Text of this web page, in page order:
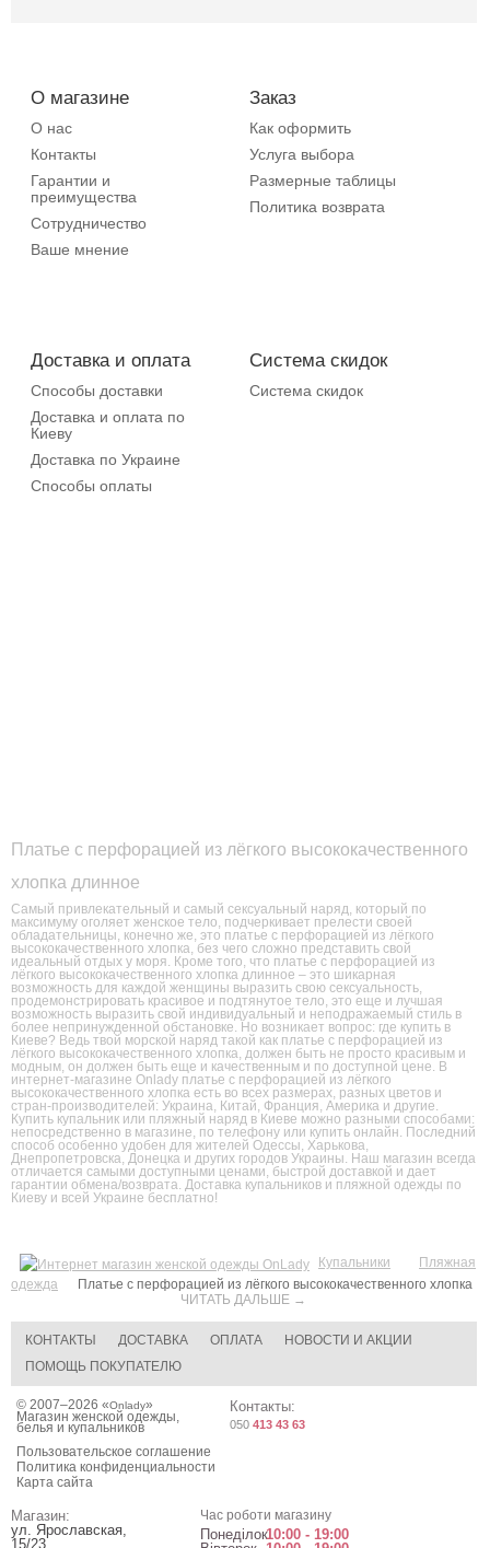
Платье с перфорацией из лёгкого высококачественного
хлопка длинное
Самый привлекательный и самый сексуальный наряд, который по
максимуму оголяет женское тело, подчеркивает прелести своей
обладательницы, конечно же, это платье с перфорацией из лёгкого
высококачественного хлопка, без чего сложно представить свой
идеальный отдых у моря. Кроме того, что платье с перфорацией из
лёгкого высококачественного хлопка длинное – это шикарная
возможность для каждой женщины выразить свою сексуальность,
продемонстрировать красивое и подтянутое тело, это еще и лучшая
возможность выразить свой индивидуальный и неподражаемый стиль в
более непринужденной обстановке. Но возникает вопрос: где купить в
Киеве? Ведь твой морской наряд такой как платье с перфорацией из
лёгкого высококачественного хлопка, должен быть не просто красивым и
модным, он должен быть еще и качественным и по доступной цене. В
интернет-магазине Onlady платье с перфорацией из лёгкого
высококачественного хлопка есть во всех размерах, разных цветов и
стран-производителей: Украина, Китай, Франция, Америка и другие.
Купить купальник или пляжный наряд в Киеве можно разными способами:
непосредственно в магазине, по телефону или купить онлайн. Последний
способ особенно удобен для жителей Одессы, Харькова,
Днепропетровска, Донецка и других городов Украины. Наш магазин всегда
отличается самыми доступными ценами, быстрой доставкой и дает
гарантии обмена/возврата. Доставка купальников и пляжной одежды по
Киеву и всей Украине бесплатно!
ЧИТАТЬ ДАЛЬШЕ →
О магазине
О нас
Контакты
Гарантии и
преимущества
Сотрудничество
Ваше мнение
Заказ
Как оформить
Услуга выбора
Размерные таблицы
Политика возврата
Доставка и оплата
Способы доставки
Доставка и оплата по
Киеву
Доставка по Украине
Способы оплаты
Система скидок
Система скидок
Купальники
Пляжная
одежда
Платье с перфорацией из лёгкого высококачественного хлопка
КОНТАКТЫ ДОСТАВКА ОПЛАТА
НОВОСТИ И АКЦИИ
ПОМОЩЬ ПОКУПАТЕЛЮ
© 2007–2026 «Onlady»
Магазин женской одежды,
белья и купальников
Пользовательское соглашение
Политика конфиденциальности
Карта сайта
Контакты:
050 413 43 63
Магазин:
ул. Ярославская,
15/23
Час роботи магазину
Понеділок10:00 - 19:00